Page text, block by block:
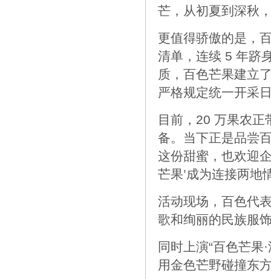
芒，从初夏到深秋
更值得骄傲的是，
清单，连续 5 年跻
质，百色芒果建立
严格规定统一开采
目前，20 万果农正
备。当下正是品尝
这份甜蜜，也欢迎
芒果’成为连接两地
活动现场，百色代
歌和绚丽的民族服
同时上演“百色芒果
用金色芒野碰撞东